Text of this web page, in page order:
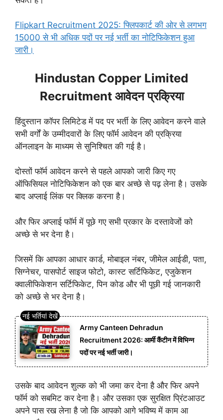
Flipkart Recruitment 2025: फ्लिपकार्ट की ओर से लगभग
15000 से भी अधिक पदों पर नई भर्ती का नोटिफिकेशन हुआ
जारी।
Hindustan Copper Limited
Recruitment आवेदन प्रक्रिया
हिंदुस्तान कॉपर लिमिटेड में पद पर भर्ती के लिए आवेदन करने वाले
सभी वर्गों के उम्मीदवारों के लिए फॉर्म आवेदन की प्रक्रिया
ऑनलाइन के माध्यम से सुनिश्चित की गई है।
दोस्तों फॉर्म आवेदन करने से पहले आपको जारी किए गए
ऑफिसियल नोटिफिकेशन को एक बार अच्छे से पढ़ लेना है। उसके
बाद अप्लाई लिंक पर क्लिक करना है।
और फिर अप्लाई फॉर्म में पूछे गए सभी प्रकार के दस्तावेजों को
अच्छे से भर देना है।
जिसमें कि आपका आधार कार्ड, मोबाइल नंबर, जीमेल आईडी, पता,
सिग्नेचर, पासपोर्ट साइज फोटो, कास्ट सर्टिफिकेट, एजुकेशन
क्वालीफिकेशन सर्टिफिकेट, पिन कोड और भी पूछी गई जानकारी
को अच्छे से भर देना है।
Army Canteen Dehradun
Recruitment 2026: आर्मी कैंटीन में विभिन्न
पदों पर नई भर्ती जारी।
उसके बाद आवेदन शुल्क को भी जमा कर देना है और फिर अपने
फॉर्म को सबमिट कर देना है। और उसका एक सुरक्षित प्रिंटआउट
अपने पास रख लेना है जो कि आपको आगे भविष्य में काम आ